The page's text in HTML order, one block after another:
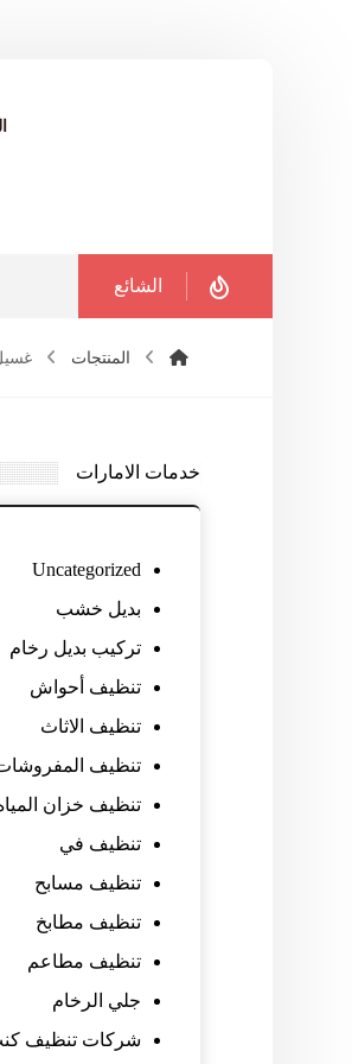
الشائع
المنتجات
خدمات الامارات
Uncategorized
بديل خشب
تركيب بديل رخام
تنظيف أحواش
تنظيف الاثاث
تنظيف
تنظيف خزان
تنظيف في
تنظيف مسابح
تنظيف مطابخ
تنظيف مطاعم
جلي الرخام
شركات تنظيف